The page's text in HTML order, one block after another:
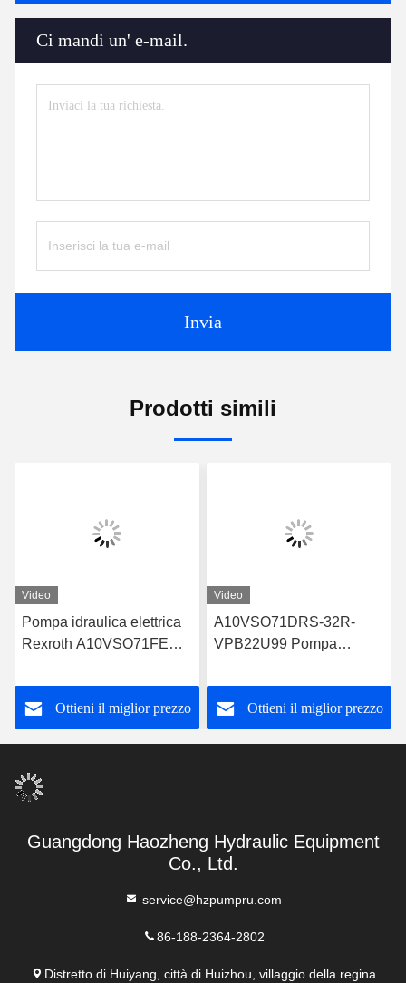
Ci mandi un' e-mail.
Invia
Prodotti simili
Video
Pompa idraulica elettrica
Rexroth A10VSO71FED-
Ottieni il miglior prezzo
Video
A10VSO71DRS-32R-
VPB22U99 Pompa
robusto
Ottieni il miglior prezzo
Guangdong Haozheng Hydraulic Equipment
Co., Ltd.
service@hzpumpru.com
86-188-2364-2802
Distretto di Huiyang, città di Huizhou, villaggio della regina